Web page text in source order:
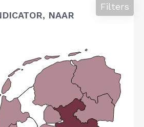
NAAR
Filters